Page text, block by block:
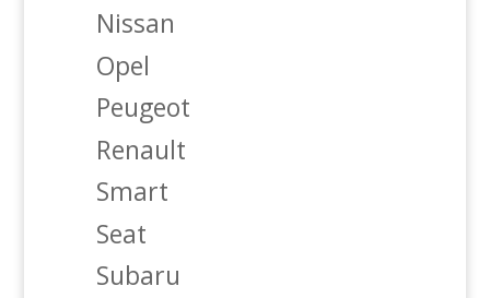
Nissan
Opel
Peugeot
Renault
Smart
Seat
Subaru